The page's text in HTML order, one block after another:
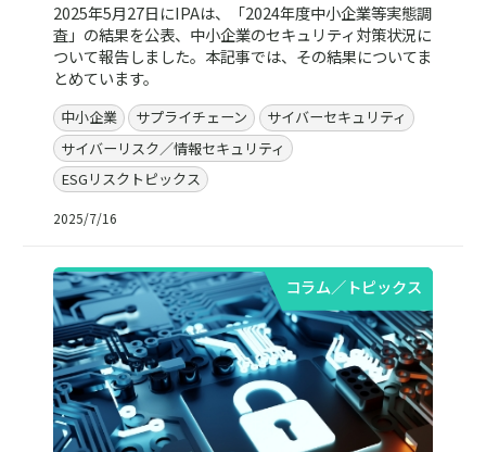
2025年5月27日にIPAは、「2024年度中小企業等実態調
査」の結果を公表、中小企業のセキュリティ対策状況に
ついて報告しました。本記事では、その結果についてま
とめています。
中小企業 サプライチェーン
サイバーセキュリティ
サイバーリスク／情報セキュリティ
ESGリスクトピックス
2025/7/16
コラム／トピックス